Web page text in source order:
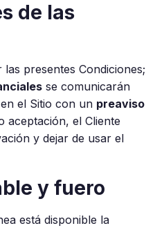
de las
presentes Condiciones;
se comunicarán
el Sitio con un preaviso
aceptación, el Cliente
y dejar de usar el
y fuero
está disponible la